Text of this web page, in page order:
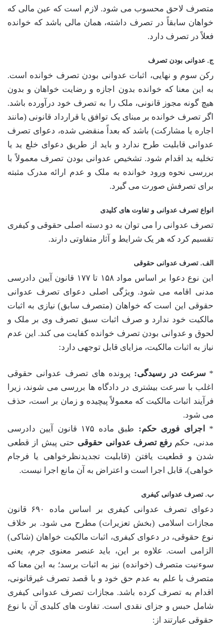
متصرف لاحق محسوب می شود. لازم است که عین مالی که
خواهان سابقاً در تصرف داشته، همان مالی باشد که خوانده
فعلاً در تصرف دارد.
ج. عدوانی بودن تصرف
رکن سوم و نهایی، اثبات عدوانی بودن تصرف خوانده است.
به این معنا که خوانده بدون اجازه و رضایت خواهان و بدون
هیچ گونه مجوز قانونی، ملک را به تصرف خود درآورده باشد.
اگر تصرف خوانده بر مبنای یک توافق یا قرارداد قانونی (مانند
اجاره یا مشارکت) باشد که بعداً منقضی شده، دعوای تصرف
عدوانی قابلیت طرح ندارد و باید از طریق دعوای خلع ید یا
تخلیه ید اقدام شود. تشخیص عدوانی بودن تصرف معمولاً با
بررسی نحوه ورود خوانده به ملک و عدم ارائه مدرک مثبته
برای تصرفش صورت می گیرد.
انواع تصرف عدوانی و تفاوت های کلیدی
تصرف عدوانی را می توان به دو دسته اصلی حقوقی و کیفری
تقسیم کرد که هر یک شرایط و آثار متفاوتی دارند.
الف. تصرف عدوانی حقوقی
این نوع دعوا بر اساس مواد ۱۵۸ تا ۱۷۷ قانون آیین دادرسی
مدنی اقامه می شود. ویژگی اصلی دعوای تصرف عدوانی
حقوقی این است که خواهان (متصرف سابق) نیازی به اثبات
مالکیت خود ندارد و صرف اثبات سبق تصرف وی بر ملک و
لحوق و عدوانی بودن تصرف خوانده کفایت می کند. این عدم
نیاز به اثبات مالکیت، مزایای قابل توجهی دارد:
*سرعت در رسیدگی: پرونده های تصرف عدوانی حقوقی
اغلب با سرعت بیشتری در دادگاه ها بررسی می شوند، زیرا
فرآیند اثبات مالکیت که معمولاً پیچیده و زمان بر است، حذف
می شود.
*
اجرای فوری حکم:
طبق ماده ۱۷۵ قانون آیین دادرسی
مدنی، حکم رفع تصرف عدوانی حقوقی حتی پیش از قطعی
شدن و قطعیت یافتن (قابلیت تجدیدنظرخواهی یا فرجام
خواهی)، قابل اجرا است و اعتراض به آن مانع اجرا نیست.
ب. تصرف عدوانی کیفری
دعوای تصرف عدوانی کیفری بر اساس ماده ۶۹۰ قانون
مجازات اسلامی (بخش تعزیرات) مطرح می شود. بر خلاف
نوع حقوقی، در دعوای کیفری، اثبات مالکیت خواهان (شاکی)
الزامی است. علاوه بر این، باید عنصر معنوی جرم، یعنی
سوءنیت متصرف (خوانده) نیز به اثبات برسد؛ به این معنا که
متصرف با علم به عدم حق خود و با قصد تصرف غیرقانونی،
اقدام به تصرف کرده باشد. مجازات تصرف عدوانی کیفری
شامل حبس و جزای نقدی است. تفاوت های کلیدی آن با نوع
حقوقی عبارتند از: